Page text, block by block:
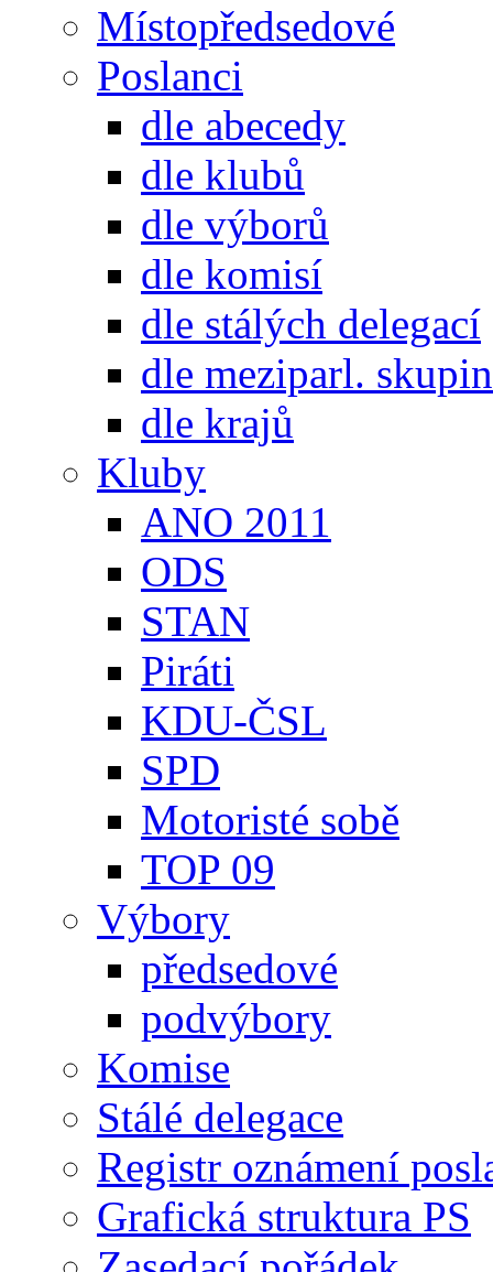
Místopředsedové
Poslanci
dle abecedy
dle klubů
dle výborů
dle komisí
dle stálých delegací
dle meziparl. skupin
dle krajů
Kluby
ANO 2011
ODS
STAN
Piráti
KDU-ČSL
SPD
Motoristé sobě
TOP 09
Výbory
předsedové
podvýbory
Komise
Stálé delegace
Registr oznámení
Grafická struktura PS